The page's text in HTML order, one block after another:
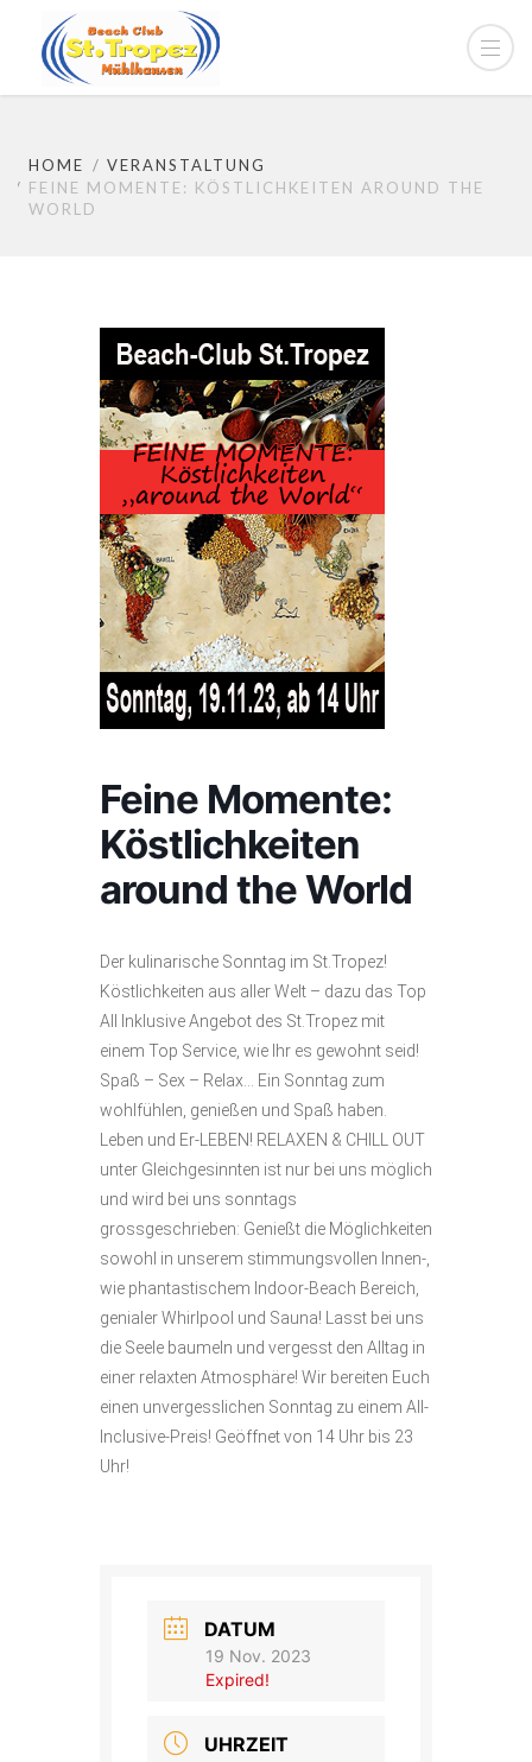
HOME
VERANSTALTUNG
FEINE MOMENTE: KÖSTLICHKEITEN AROUND THE
WORLD
Feine Momente:
Köstlichkeiten
around the World
Der kulinarische Sonntag im St.Tropez!
Köstlichkeiten aus aller Welt – dazu das Top
All Inklusive Angebot des St.Tropez mit
einem Top Service, wie Ihr es gewohnt seid!
Spaß – Sex – Relax… Ein Sonntag zum
wohlfühlen, genießen und Spaß haben.
Leben und Er-LEBEN! RELAXEN & CHILL OUT
unter Gleichgesinnten ist nur bei uns möglich
und wird bei uns sonntags
grossgeschrieben: Genießt die Möglichkeiten
sowohl in unserem stimmungsvollen Innen-,
wie phantastischem Indoor-Beach Bereich,
genialer Whirlpool und Sauna! Lasst bei uns
die Seele baumeln und vergesst den Alltag in
einer relaxten Atmosphäre! Wir bereiten Euch
einen unvergesslichen Sonntag zu einem All-
Inclusive-Preis! Geöffnet von 14 Uhr bis 23
Uhr!
DATUM
19 Nov. 2023
Expired!
UHRZEIT